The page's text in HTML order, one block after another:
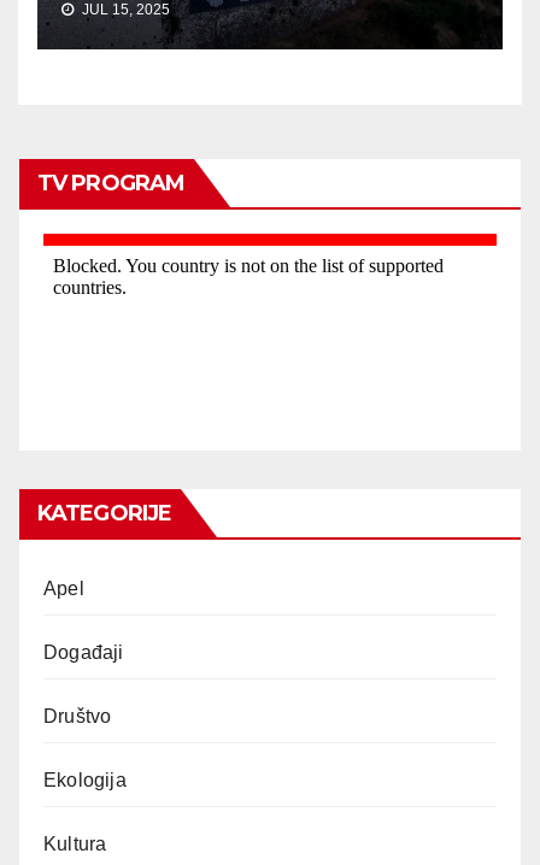
JUL 15, 2025
TV PROGRAM
KATEGORIJE
Apel
Događaji
Društvo
Ekologija
Kultura